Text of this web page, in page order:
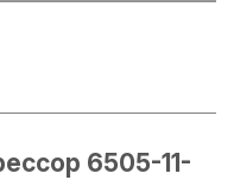
6505-11-